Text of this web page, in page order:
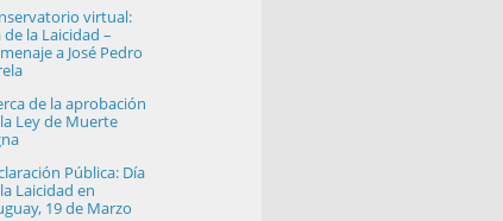
virtual:
de la Laicidad –
a José Pedro
de la aprobación
Ley de Muerte
Pública: Día
Laicidad en
19 de Marzo